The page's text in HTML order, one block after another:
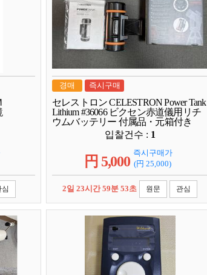
Ｍ
심
경매 즉시구매
セレストロン CELESTRON Power Tank
Lithium #36066 ビクセン赤道儀用リチ
ウムバッテリー 付属品・元箱付き
입찰건수 : 1
円 5,000
즉시구매가
(円25,000)
2일 23시간 59분 52초 원문 관심